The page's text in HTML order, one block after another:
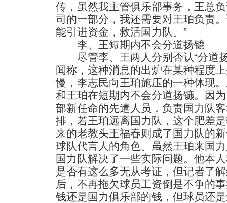
传，虽然我主管俱乐部事务，王总
司的一部分，我还需要对王珀负责
能引进资金，救活国力队。”
李、王短期内不会分道扬镳
尽管李、王两人分别否认“分道
闻称，这种消息的出炉在某种程度
慢，李志民向王珀施压的一种体现
和王珀在短期内不会分道扬镳。因
部新任命的先遣人员，负责国力队
排，若王珀远离国力队，这个肥差
来的老教头王福春则成了国力队的
球队代言人的角色。虽然王珀来国
国力队解决了一些实际问题。他本
是否有这么多无从考证，但记者了
后，不再拖欠球员工资倒是不争的
钱还是国力俱乐部的钱，但球员还